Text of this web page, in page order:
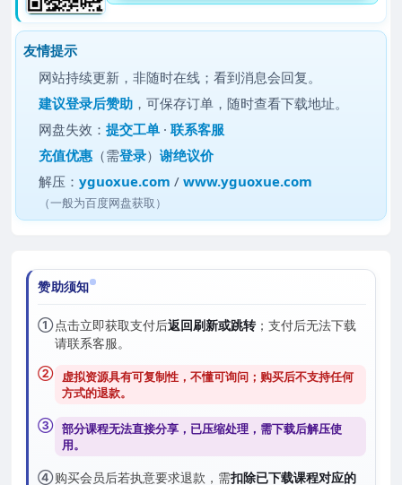
友情提示
网站持续更新，非随时在线；看到消息会回复。
建议登录后赞助 ，可保存订单，随时查看下载地址。
网盘失效：提交工单 ·联系客服
充值优惠 （需登录）谢绝议价
解压：yguoxue.com /www.yguoxue.com
（一般为百度网盘获取）
赞助须知
① 点击立即获取支付后返回刷新或跳转；支付后无法下载
请联系客服。
② 虚拟资源具有可复制性，不懂可询问；购买后不支持任何
方式的退款。
③ 部分课程无法直接分享，已压缩处理，需下载后解压使
用。
④购买会员后若执意要求退款，需扣除已下载课程对应的